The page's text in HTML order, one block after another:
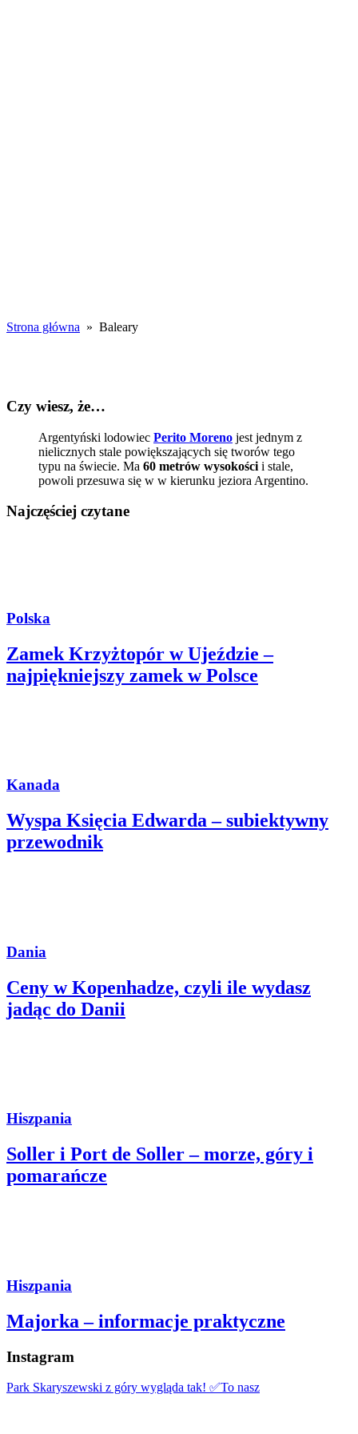
Strona główna » Baleary
Czy wiesz, że…
Argentyński lodowiec Perito Moreno jest jednym z
nielicznych stale powiększających się tworów tego
typu na świecie. Ma 60 metrów wysokości i stale,
powoli przesuwa się w w kierunku jeziora Argentino.
Najczęściej czytane
Polska
Zamek Krzyżtopór w Ujeździe –
najpiękniejszy zamek w Polsce
Kanada
Wyspa Księcia Edwarda – subiektywny
przewodnik
Dania
Ceny w Kopenhadze, czyli ile wydasz
jadąc do Danii
Hiszpania
Soller i Port de Soller – morze, góry i
pomarańcze
Hiszpania
Majorka – informacje praktyczne
Instagram
Park Skaryszewski z góry wygląda tak! ✅To nasz